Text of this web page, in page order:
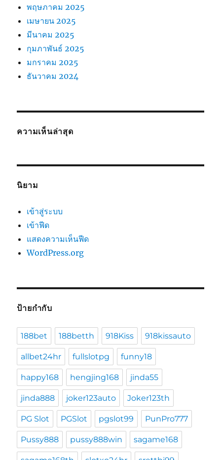
พฤษภาคม 2025
เมษายน 2025
มีนาคม 2025
กุมภาพันธ์ 2025
มกราคม 2025
ธันวาคม 2024
ความเห็นล่าสุด
นิยาม
เข้าสู่ระบบ
เข้าฟีด
แสดงความเห็นฟีด
WordPress.org
ป้ายกำกับ
188bet 188betth 918Kiss 918kissauto
allbet24hr fullslotpg funny18
happy168 hengjing168 jinda55
jinda888 joker123auto Joker123th
PG Slot PGSlot pgslot99 PunPro777
Pussy888 pussy888win sagame168